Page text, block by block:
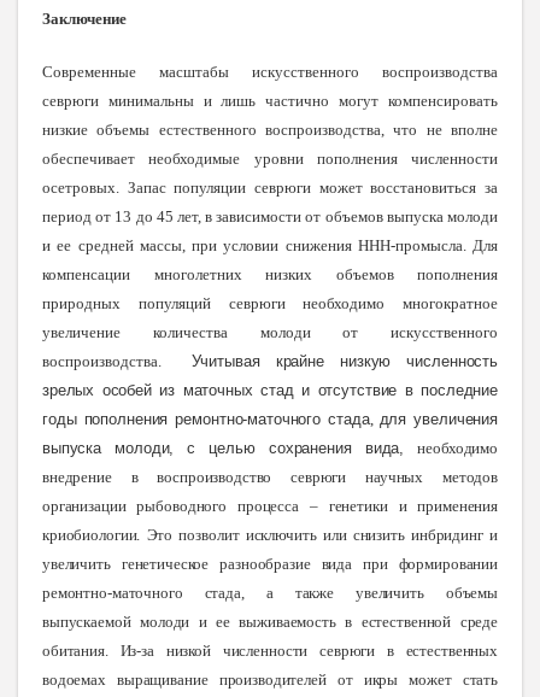
Заключение
Современные масштабы искусственного воспроизводства
севрюги минимальны и лишь частично могут компенсировать
низкие объемы естественного воспроизводства, что не вполне
обеспечивает необходимые уровни пополнения численности
осетровых. Запас популяции севрюги может восстановиться за
период от 13 до 45 лет, в зависимости от объемов выпуска молоди
и ее средней массы, при условии снижения ННН-промысла. Для
компенсации многолетних низких объемов пополнения
природных популяций севрюги необходимо многократное
увеличение количества молодиот искусственного
воспроизводства. Учитывая крайне низкую численность
зрелых особей из маточных стад и отсутствие в последние
годы пополнения ремонтно-маточного стада, для увеличения
выпуска молоди, с целью сохранения вида,необходимо
внедрение в воспроизводство севрюги научных методов
организации рыбоводного процесса – генетики и применения
криобиологии. Это позволит исключить или снизить инбридинг и
увеличить генетическое разнообразие вида при формировании
ремонтно-маточного стада, а также увеличить объемы
выпускаемой молоди и ее выживаемость в естественной среде
обитания. Из-за низкой численности севрюги в естественных
водоемах выращивание производителей от икры может стать